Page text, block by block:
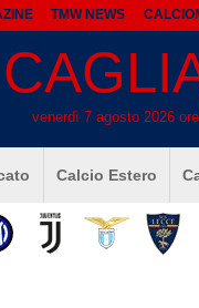
TMW NEWS
venerdì 7 agosto 2026
Calcio Estero